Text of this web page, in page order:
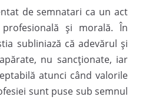
de semnatari ca un act
și morală. În
subliniază că adevărul și
nu sancționate, iar
atunci când valorile
sunt puse sub semnul